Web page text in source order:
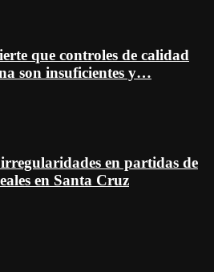
que controles de calidad
son insuficientes y…
en partidas de
en Santa Cruz